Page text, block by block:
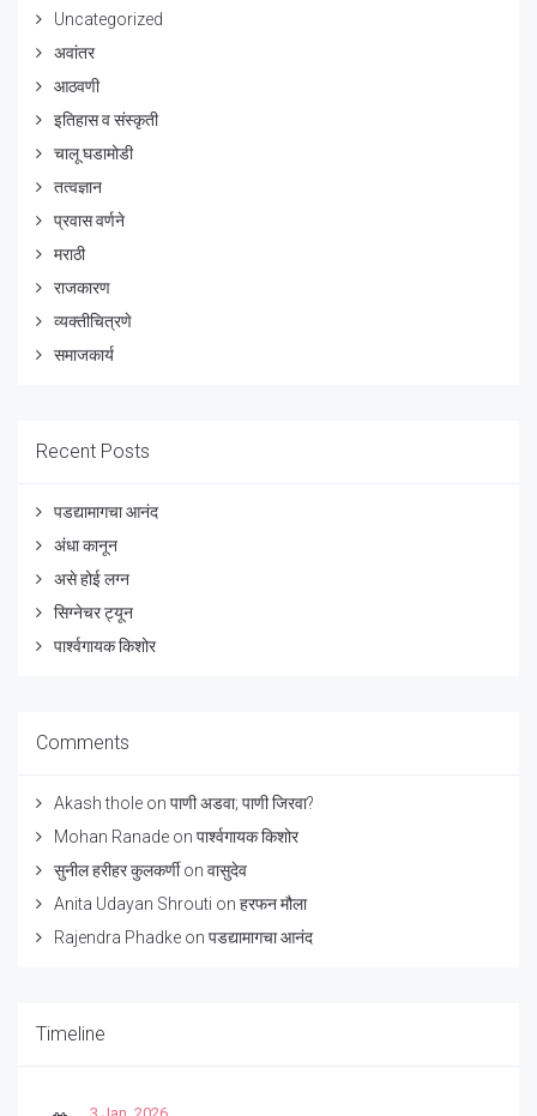
Uncategorized
अवांतर
आठवणी
इतिहास व संस्कृती
चालू घडामोडी
तत्वज्ञान
प्रवास वर्णने
मराठी
राजकारण
व्यक्तीचित्रणे
समाजकार्य
Recent Posts
पडद्यामागचा आनंद
अंधा कानून
असे होई लग्न
सिग्नेचर ट्यून
पार्श्वगायक किशोर
Comments
Akash thole on पाणी अडवा; पाणी जिरवा?
Mohan Ranade on पार्श्वगायक किशोर
सुनील हरीहर कुलकर्णीon वासुदेव
Anita Udayan Shrouti on हरफन मौला
Rajendra Phadke on पडद्यामागचा आनंद
Timeline